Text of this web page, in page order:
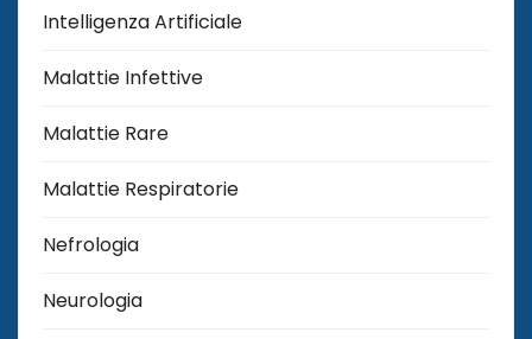
Intelligenza Artificiale
Malattie Infettive
Malattie Rare
Malattie Respiratorie
Nefrologia
Neurologia